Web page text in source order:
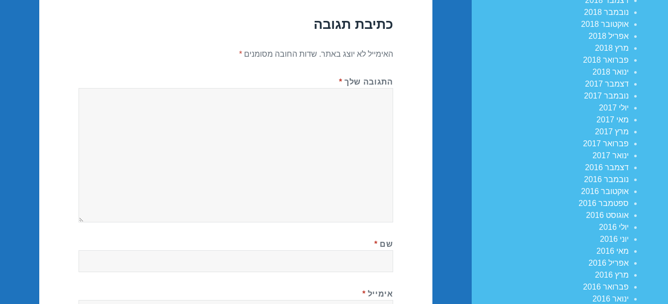
נובמבר 2018
אוקטובר 2018
אפריל 2018
מרץ 2018
פברואר 2018
ינואר 2018
דצמבר 2017
נובמבר 2017
יולי 2017
מאי 2017
מרץ 2017
פברואר 2017
ינואר 2017
דצמבר 2016
נובמבר 2016
אוקטובר 2016
ספטמבר 2016
אוגוסט 2016
יולי 2016
יוני 2016
מאי 2016
אפריל 2016
מרץ 2016
פברואר 2016
ינואר 2016
כתיבת תגובה
האימייל לא יוצג באתר. שדות החובה מסומנים*
התגובה שלך *
שם *
אימייל *